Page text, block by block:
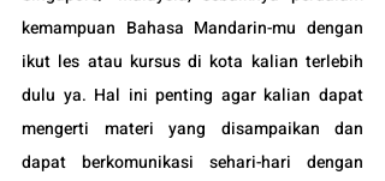
kemampuan Bahasa Mandarin-mu dengan
ikut les atau kursus di kota kalian terlebih
dulu ya. Hal ini penting agar kalian dapat
mengerti materi yang disampaikan dan
dapat berkomunikasi sehari-hari dengan